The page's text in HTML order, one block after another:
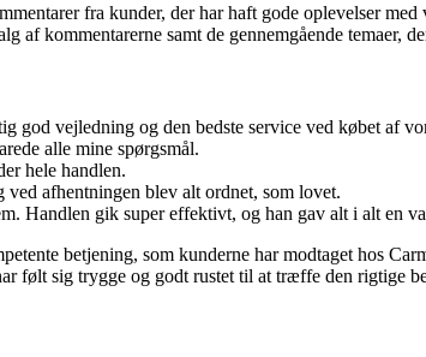
fra kunder, der har haft gode oplevelser
af kommentarerne samt de gennemgående temaer,
god vejledning og den bedste service ved købet af
alle mine spørgsmål.
hele handlen.
afhentningen blev alt ordnet, som lovet.
Handlen gik super effektivt, og han gav alt i alt en
betjening, som kunderne har modtaget hos
følt sig trygge og godt rustet til at træffe den rigtige